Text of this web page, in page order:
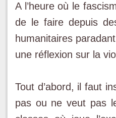
A l’heure où le
de le faire depuis
humanitaires
une réflexion sur la
Tout d’abord, il faut
pas ou ne veut pas